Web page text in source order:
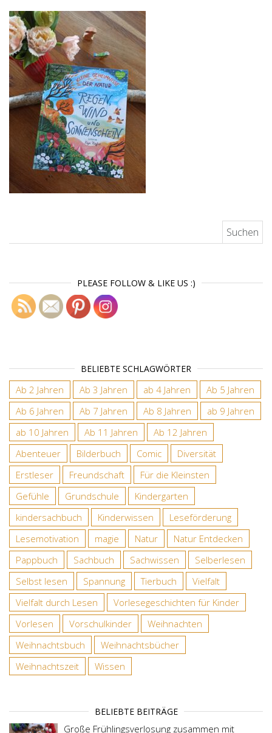
PLEASE FOLLOW & LIKE US :)
BELIEBTE SCHLAGWÖRTER
Ab 2 Jahren Ab 3 Jahren ab 4 Jahren
Ab 5 Jahren
Ab 6 Jahren
Ab 7 Jahren Ab 8 Jahren
ab 9 Jahren
ab 10 Jahren
Ab 11 Jahren
Ab 12 Jahren
Abenteuer
Bilderbuch Comic
Diversität
Erstleser
Freundschaft
Für die Kleinsten
Gefühle
Grundschule
Kindergarten
kindersachbuch
Kinderwissen
Leseförderung
Lesemotivation
magie Natur
Natur Entdecken
Pappbuch
Sachbuch Sachwissen
Selberlesen
Selbst lesen
Spannung Tierbuch
Vielfalt
Vielfalt durch Lesen
Vorlesegeschichten für Kinder
Vorlesen
Vorschulkinder
Weihnachten
Weihnachtsbuch
Weihnachtsbücher
Weihnachtszeit
Wissen
BELIEBTE BEITRÄGE
Große Frühlingsverlosung zusammen mit